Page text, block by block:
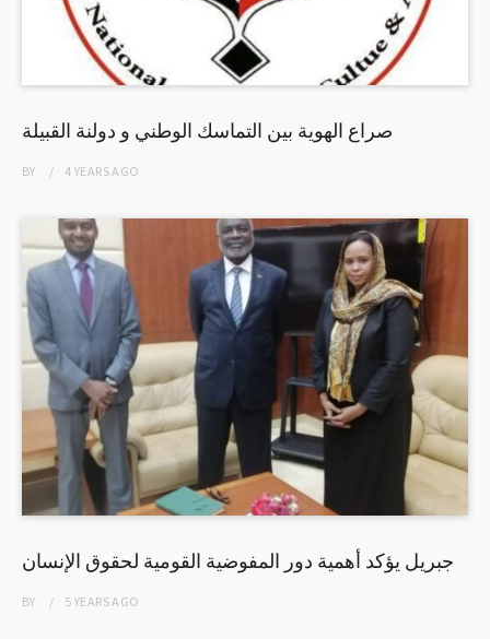
صراع الهوية بين التماسك الوطني و دولنة القبيلة
BY 4 YEARSAGO
جبريل يؤكد أهمية دور المفوضية القومية لحقوق الإنسان
BY 5 YEARSAGO